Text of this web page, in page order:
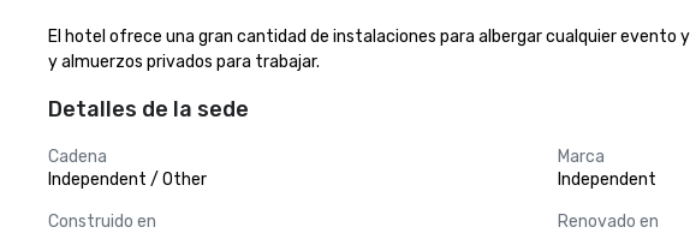
El hotel ofrece una gran cantidad de instalaciones para albergar cualquier
y almuerzos privados para trabajar.
Detalles de la sede
Cadena
Independent / Other
Marca
Independent
Construido en
Renovado en